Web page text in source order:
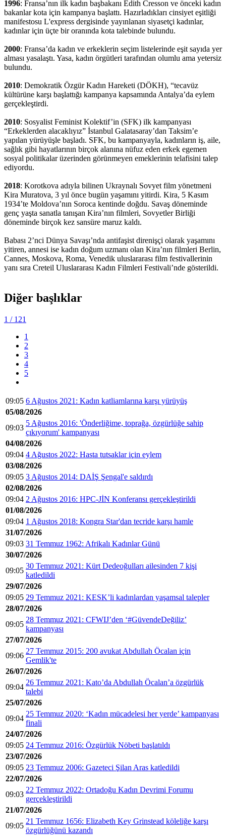
1996: Fransa’nın ilk kadın başbakanı Édith Cresson ve önceki kadın
bakanlar kota için kampanya başlattı. Hazırladıkları cinsiyet eşitliği
manifestosu L'express dergisinde yayınlanan siyasetçi kadınlar,
kadınlar için üçte bir oranında kota talebinde bulundu.
2000: Fransa’da kadın ve erkeklerin seçim listelerinde eşit sayıda yer
alması yasalaştı. Yasa, kadın örgütleri tarafından olumlu ama yetersiz
bulundu.
2010: Demokratik Özgür Kadın Hareketi (DÖKH), “tecavüz
kültürüne karşı başlattığı kampanya kapsamında Antalya’da eylem
gerçekleştirdi.
2010: Sosyalist Feminist Kolektif’in (SFK) ilk kampanyası
“Erkeklerden alacaklıyız” İstanbul Galatasaray’dan Taksim’e
yapılan yürüyüşle başladı. SFK, bu kampanyayla, kadınların iş, aile,
sağlık gibi hayatlarının birçok alanına nüfuz eden erkek egemen
sosyal politikalar üzerinden görünmeyen emeklerinin telafisini talep
ediyordu.
2018: Korotkova adıyla bilinen Ukraynalı Sovyet film yönetmeni
Kira Muratova, 3 yıl önce bugün yaşamını yitirdi. Kira, 5 Kasım
1934’te Moldova’nın Soroca kentinde doğdu. Savaş döneminde
genç yaşta sanatla tanışan Kira’nın filmleri, Sovyetler Birliği
döneminde birçok kez sansüre maruz kaldı.
Babası 2’nci Dünya Savaşı’nda antifaşist direnişçi olarak yaşamını
yitiren, annesi ise kadın doğum uzmanı olan Kira’nın filmleri Berlin,
Cannes, Moskova, Roma, Venedik uluslararası film festivallerinin
yanı sıra Creteil Uluslararası Kadın Filmleri Festivali’nde gösterildi.
Diğer başlıklar
1 / 121
1
2
3
4
5
09:05 6 Ağustos 2021: Kadın katliamlarına karşı yürüyüş
05/08/2026
09:03
5 Ağustos 2016: 'Önderliğime, toprağa, özgürlüğe sahip
çıkıyorum' kampanyası
04/08/2026
09:04 4 Ağustos 2022: Hasta tutsaklar için eylem
03/08/2026
09:05 3 Ağustos 2014: DAİŞ Şengal'e saldırdı
02/08/2026
09:04 2 Ağustos 2016: HPC-JİN Konferansı gerçekleştirildi
01/08/2026
09:04 1 Ağustos 2018: Kongra Star'dan tecride karşı hamle
31/07/2026
09:03 31 Temmuz 1962: Afrikalı Kadınlar Günü
30/07/2026
09:05
30 Temmuz 2021: Kürt Dedeoğulları ailesinden 7 kişi
katledildi
29/07/2026
09:05 29 Temmuz 2021: KESK’li kadınlardan yaşamsal talepler
28/07/2026
09:05
28 Temmuz 2021: CFWIJ’den ‘#GüvendeDeğiliz’
kampanyası
27/07/2026
09:06
27 Temmuz 2015: 200 avukat Abdullah Öcalan için
Gemlik'te
26/07/2026
09:04
26 Temmuz 2021: Kato’da Abdullah Öcalan’a özgürlük
talebi
25/07/2026
09:04
25 Temmuz 2020: ‘Kadın mücadelesi her yerde’ kampanyası
finali
24/07/2026
09:05 24 Temmuz 2016: Özgürlük Nöbeti başlatıldı
23/07/2026
09:05 23 Temmuz 2006: Gazeteci Şilan Aras katledildi
22/07/2026
09:03
22 Temmuz 2022: Ortadoğu Kadın Devrimi Forumu
gerçekleştirildi
21/07/2026
09:05
21 Temmuz 1656: Elizabeth Key Grinstead köleliğe karşı
özgürlüğünü kazandı